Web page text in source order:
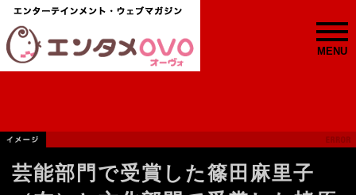
MENU
芸能部門で受賞した篠田麻里子